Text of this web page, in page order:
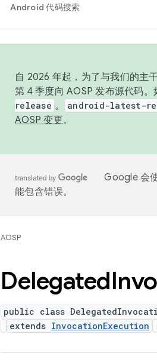
Android 代码搜索
自 2026 年起，为了与我们的主
第 4 季度向 AOSP 发布源代码
release 。 android-latest-
AOSP 变更。
Google 会
能包含错误。
AOSP
Delegated
public class
extends InvocationExecution